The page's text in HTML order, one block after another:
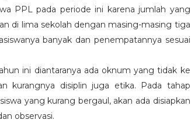
PPL pada periode ini karena jumlah yang
di lima sekolah dengan masing-masing tiga
banyak dan penempatannya sesuai
ini diantaranya ada oknum yang tidak ke
kurangnya disiplin juga etika. Pada tahap
yang kurang bergaul, akan ada disiapkan
observasi.